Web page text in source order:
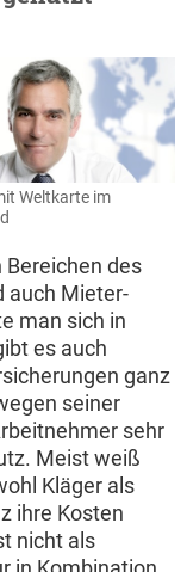
Weltkarte im
des
auch Mieter-
man sich in
es auch
ganz
seiner
sehr
Meist weiß
Kläger als
ihre Kosten
nicht als